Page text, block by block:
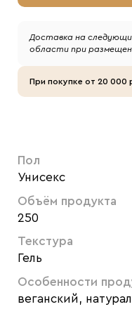
Доставка на
области при
При покупке от 20 000
Пол
Унисекс
Объём продукта
250
Текстура
Гель
Особенности
веганский,